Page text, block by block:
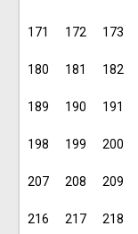
171 172 173
180 181 182
189 190 191
198 199 200
207 208 209
216 217 218